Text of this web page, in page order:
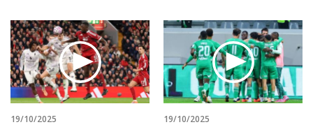
19/10/2025 19/10/2025